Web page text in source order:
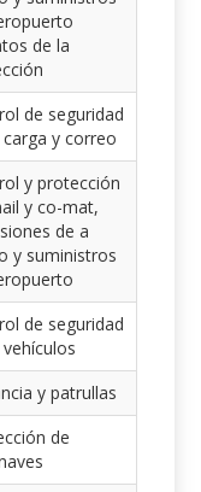
de la
de seguridad
carga y correo
y protección
y co-mat,
de a
y suministros
de seguridad
y patrullas
de